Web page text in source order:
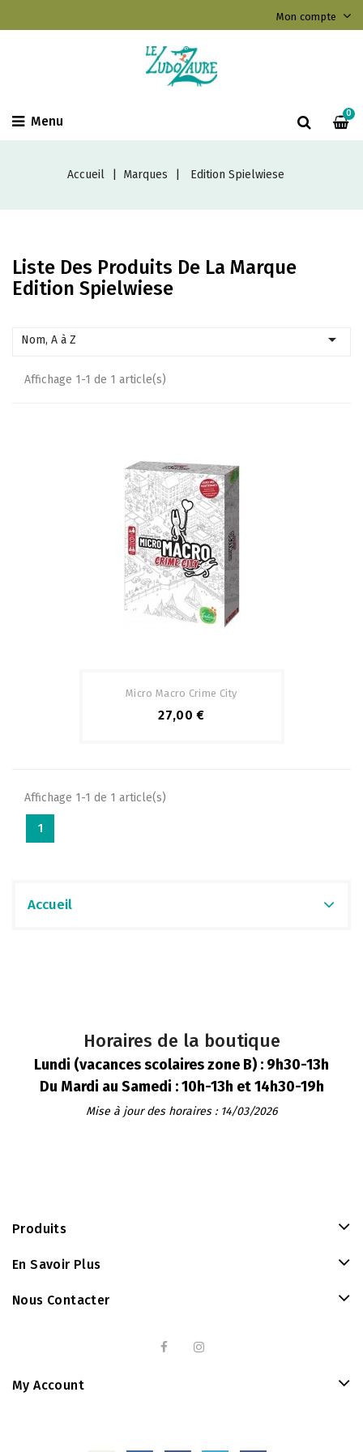
Mon compte
0
Menu
Accueil Marques Edition Spielwiese
Liste Des Produits De La Marque
Edition Spielwiese
Nom, A à Z 
Affichage 1-1 de 1 article(s)
Micro Macro Crime City
27,00 €
Affichage 1-1 de 1 article(s)
1
Accueil
Horaires de la boutique
Lundi (vacances scolaires zone B) : 9h30-13h
Du Mardi au Samedi : 10h-13h et 14h30-19h
Mise à jour des horaires : 14/03/2026
Produits
En Savoir Plus
Nous Contacter
My Account